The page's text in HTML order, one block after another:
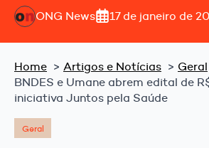
ONG News 17 de janeiro de
Home Artigos e Notícias
Geral
BNDES e Umane abrem edital de
iniciativa Juntos pela Saúde
Geral